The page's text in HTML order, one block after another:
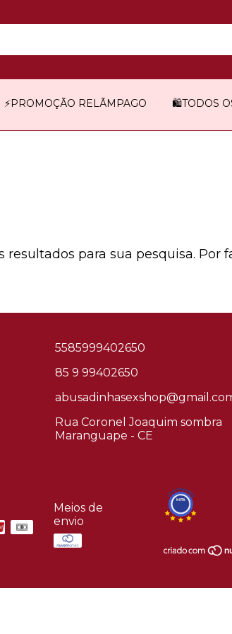
⚡️PROMOÇÃO RELÃMPAGO 🛍️TODOS
resultados para sua pesquisa. Por
5585999402650
85 9 99402650
Rua Coronel Joaquim sombra
Maranguape - CE
Meios de
envio